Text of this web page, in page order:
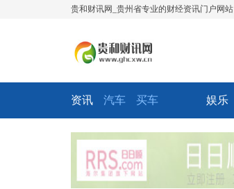
贵和财讯网_贵州省专业的财经资讯门户网站
资讯 汽车 买车 娱乐